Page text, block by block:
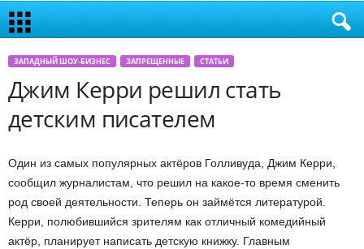
ЗАПАДНЫЙ ШОУ-БИЗНЕС ЗАПРЕЩЕННЫЕ СТАТЬИ
Джим Керри решил стать
детским писателем
Один из самых популярных актёров Голливуда, Джим Керри,
сообщил журналистам, что решил на какое-то время сменить
род своей деятельности. Теперь он займётся литературой.
Керри, полюбившийся зрителям как отличный комедийный
актёр, планирует написать детскую книжку. Главным